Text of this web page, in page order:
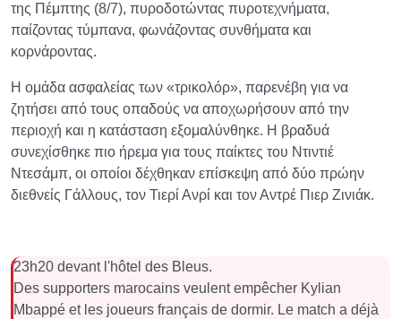
της Πέμπτης (8/7), πυροδοτώντας πυροτεχνήματα,
παίζοντας τύμπανα, φωνάζοντας συνθήματα και
κορνάροντας.
Η ομάδα ασφαλείας των «τρικολόρ», παρενέβη για να
ζητήσει από τους οπαδούς να αποχωρήσουν από την
περιοχή και η κατάσταση εξομαλύνθηκε. Η βραδυά
συνεχίσθηκε πιο ήρεμα για τους παίκτες του Ντιντιέ
Ντεσάμπ, οι οποίοι δέχθηκαν επίσκεψη από δύο πρώην
διεθνείς Γάλλους, τον Τιερί Ανρί και τον Αντρέ Πιερ Ζινιάκ.
23h20 devant l'hôtel des Bleus.
Des supporters marocains veulent empêcher Kylian
Mbappé et les joueurs français de dormir. Le match a déjà